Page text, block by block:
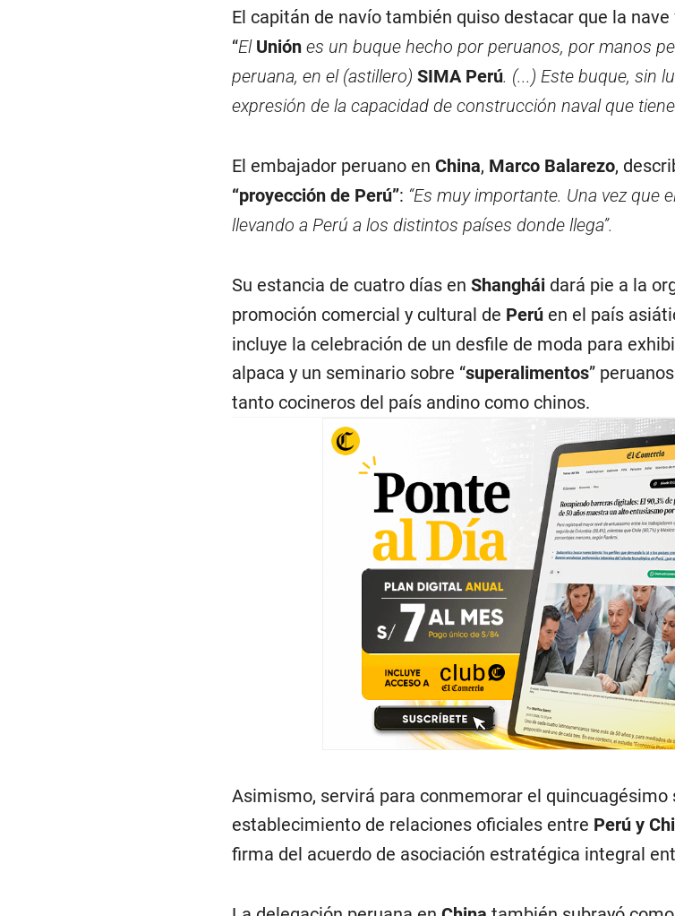
El capitán de navío también quiso destacar que la
“El Unión es un buque hecho por peruanos, por manos
peruana, en el (astillero) SIMA Perú. (...) Este buque, sin
expresión de la capacidad de construcción naval que
El embajador peruano en China, Marco Balarezo,
“proyección de Perú”: “Es muy importante. Una vez que
llevando a Perú a los distintos países donde llega”.
Su estancia de cuatro días en Shanghái dará pie a la
promoción comercial y cultural de Perú en el país
incluye la celebración de un desfile de moda para
alpaca y un seminario sobre “superalimentos”
tanto cocineros del país andino como chinos.
Asimismo, servirá para conmemorar el quincuagésimo
establecimiento de relaciones oficiales entre Perú y
firma del acuerdo de asociación estratégica integral